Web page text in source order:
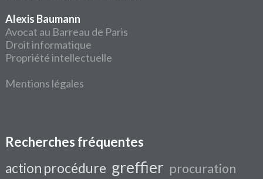
Alexis Baumann
Avocat au Barreau de Paris
Droit informatique
Propriété intellectuelle
Mentions légales
Recherches fréquentes
action procédure greffier procuration